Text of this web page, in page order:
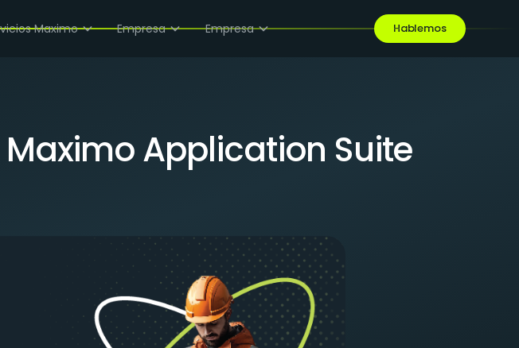
Maximo Empresa Empresa Hablemos
Application Suite